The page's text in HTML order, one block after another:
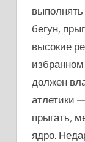
бегун,
высокие
должен
атлетики
прыгать,
ядро.